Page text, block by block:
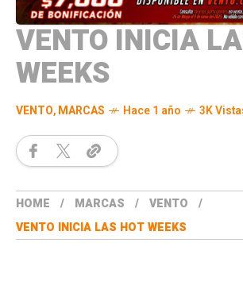
VENTO INICIA
WEEKS
VENTO,MARCAS Hace 1 año 3K
HOME MARCAS
VENTO
VENTO INICIA LAS HOT WEEKS